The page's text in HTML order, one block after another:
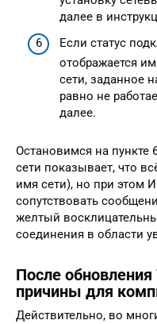
далее в
Если статус
отображается
сети, заданное
равно не
далее.
Остановимся на
сети показывает, что
имя сети), но при этом
сопутствовать
желтый
соединения в области
После
причины для
Действительно, во